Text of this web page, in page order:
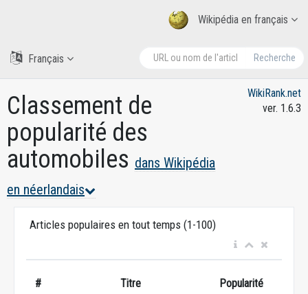
Wikipédia en français
Recherche
Français
Classement de
popularité des
automobiles dans Wikipédia
en néerlandais
WikiRank.net
ver. 1.6.3
Articles populaires en tout temps (1-100)
# Titre Popularité